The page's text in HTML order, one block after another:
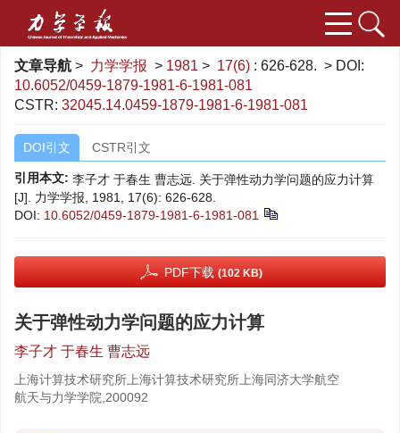
文章导航 > 力学学报 > 1981 > 17(6) : 626-628. > DOI:
10.6052/0459-1879-1981-6-1981-081
CSTR: 32045.14.0459-1879-1981-6-1981-081
DOI引文 CSTR引文
引用本文: 李子才 于春生 曹志远. 关于弹性动力学问题的应力计算
[J]. 力学学报, 1981, 17(6): 626-628.
DOI: 10.6052/0459-1879-1981-6-1981-081
PDF下载 (102 KB)
关于弹性动力学问题的应力计算
李子才 于春生 曹志远
上海计算技术研究所上海计算技术研究所上海同济大学航空
航天与力学学院,200092